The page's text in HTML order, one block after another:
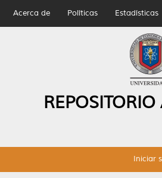
Acerca de Políticas Estadísticas
Iniciar